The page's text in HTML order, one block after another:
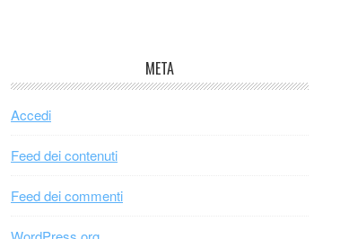
META
Accedi
Feed dei contenuti
Feed dei commenti